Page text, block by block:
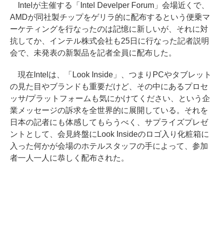
Intelが主催する「Intel Develper Forum」会場近くで、
AMDが同社製チップをゲリラ的に配布するという便乗マ
ーケティングを行なったのは記憶に新しいが、それに対
抗してか、インテル株式会社も25日に行なった記者説明
会で、未発表の新製品を記者全員に配布した。
現在Intelは、「Look Inside」、つまりPCやタブレット
の見た目やブランドも重要だけど、その中にあるプロセ
ッサ/プラットフォームも気にかけてください、という企
業メッセージの訴求を全世界的に展開している。それを
日本の記者にも体感してもらうべく、サプライズプレゼ
ントとして、会見終盤にLook Insideのロゴ入り化粧箱に
入った何かが会場のホテルスタッフの手によって、参加
者一人一人に恭しく配布された。